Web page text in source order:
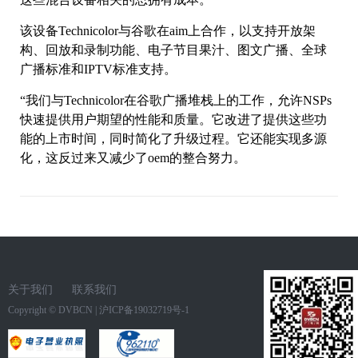
该设备Technicolor与谷歌在aim上合作，以支持开放架
构、回放和录制功能、电子节目果汁、图文广播、全球
广播标准和IPTV标准支持。
“我们与Technicolor在谷歌广播堆栈上的工作，允许NSPs
快速提供用户期望的性能和质量。它改进了提供这些功
能的上市时间，同时简化了升级过程。它还能实现多源
化，这反过来又减少了oem的整合努力。
关于我们 联系我们
Copyright © DVBCN 沪ICP备19032719号-1